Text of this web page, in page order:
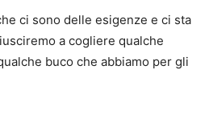
ci sono delle esigenze e ci sta
a cogliere qualche
buco che abbiamo per gli